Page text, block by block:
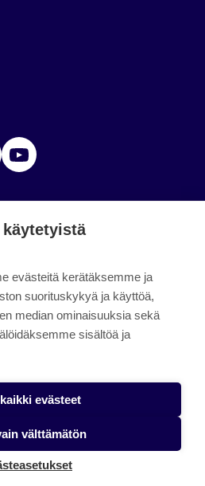
Twitter
evästeitä kerätäksemme ja
suorituskykyä ja käyttöä,
median ominaisuuksia sekä
sisältöä ja
evästeet
välttämätön